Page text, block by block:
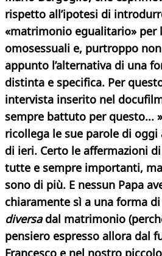
rispetto all’ipotesi di
«matrimonio egualitario» per
omosessuali e, purtroppo
appunto l’alternativa di una
distinta e specifica. Per
intervista inserito nel
sempre battuto per questo...
ricollega le sue parole di
di ieri. Certo le affermazioni
tutte e sempre importanti,
sono di più. E nessun Papa
chiaramente sì a una forma di
diversa dal matrimonio
pensiero espresso allora dal
Francesco e nel nostro